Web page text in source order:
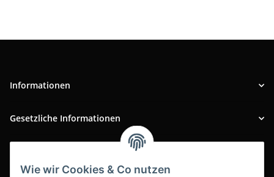
Wie wir Cookies & Co nutzen
Informationen
Gesetzliche Informationen